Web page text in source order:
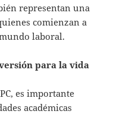
representan una
comienzan a
laboral.
para la vida
es importante
académicas